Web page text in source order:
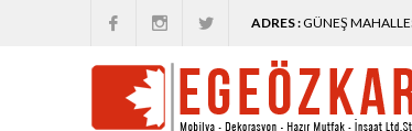
ADRES :GÜNEŞ